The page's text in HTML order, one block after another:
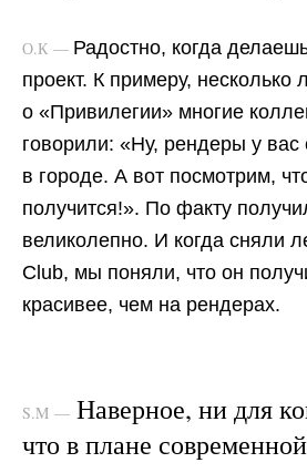
О.К — Радостно, когда
проект. К примеру, несколько
о «Привилегии» многие
говорили: «Ну, рендеры у
в городе. А вот посмотрим,
получится!». По факту
великолепно. И когда сняли
Club, мы поняли, что он
красивее, чем на рендерах.
S.M — Наверное, ни для
что в плане